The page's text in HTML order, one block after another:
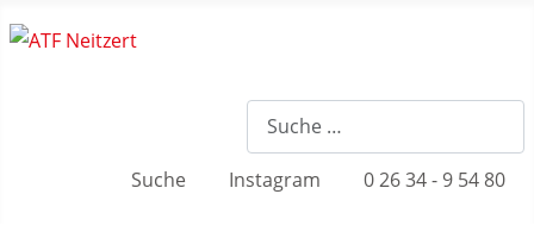
Suche Instagram 0 26 34 - 9 54 80